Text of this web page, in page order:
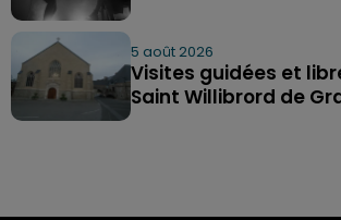
5 août 2026
Visites guidées et
Saint Willibrord de